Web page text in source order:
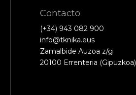
Contacto
(+34) 943 082 900
info@tknika.eus
Zamalbide Auzoa z/g
20100 Errenteria (Gipuzkoa)